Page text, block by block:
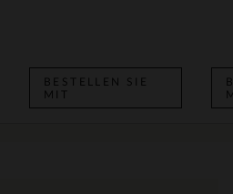
BESTELLEN SIE
MIT